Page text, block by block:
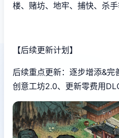
楼、赌坊、地牢、捕快、杀
【后续更新计划】
后续重点更新：逐步增添&
创意工坊2.0、更新零费用